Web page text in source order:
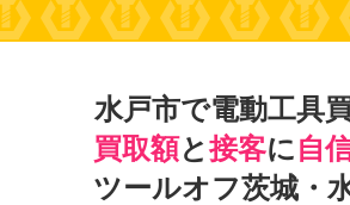
水戸市で電動工具
買取額と接客に自
ツールオフ茨城・